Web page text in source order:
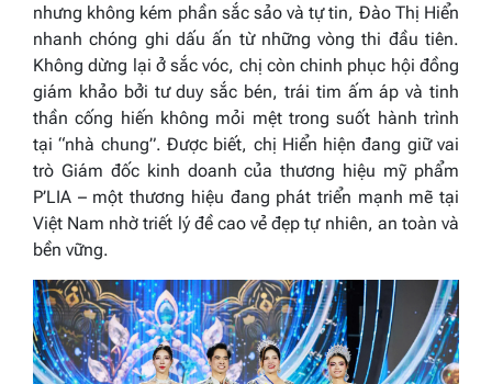
nhưng không kém phần sắc sảo và tự tin, Đào Thị Hiển
nhanh chóng ghi dấu ấn từ những vòng thi đầu tiên.
Không dừng lại ở sắc vóc, chị còn chinh phục hội đồng
giám khảo bởi tư duy sắc bén, trái tim ấm áp và tinh
thần cống hiến không mỏi mệt trong suốt hành trình
tại “nhà chung”. Được biết, chị Hiển hiện đang giữ vai
trò Giám đốc kinh doanh của thương hiệu mỹ phẩm
P’LIA – một thương hiệu đang phát triển mạnh mẽ tại
Việt Nam nhờ triết lý đề cao vẻ đẹp tự nhiên, an toàn và
bền vững.